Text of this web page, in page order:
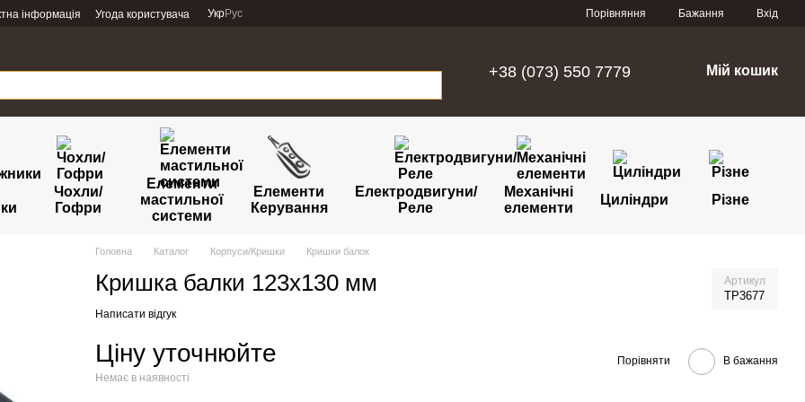
інформація Угода користувача УкрРус Порівняння Бажання Вхід
+38 (073) 550 7779 Мій кошик
Чохли/
Гофри
Елементи
мастильної
системи
Елементи
Керування
Електродвигуни/
Реле
Механічні
елементи
Циліндри Різне
Головна Каталог Корпуси/Кришки Кришки балок
Кришка балки 123х130 мм Артикул
TP3677
Написати відгук
Ціну уточнюйте
Немає в наявності
Порівняти В бажання